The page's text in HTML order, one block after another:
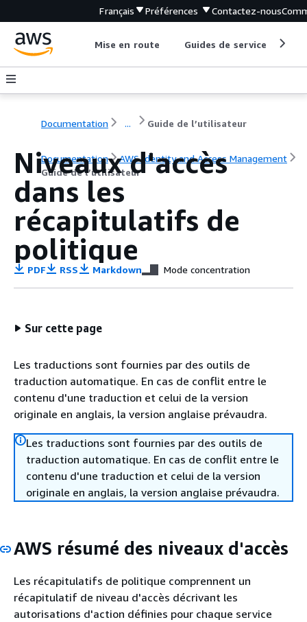
Français Préférences Contactez-nous
Mise en route Guides de service
Documentation ... Guide de l’utilisateur
Documentation
AWS Identity and Access Management
Guide de l’utilisateur
Niveaux d'accès
dans les
récapitulatifs de
politique
PDF RSS Markdown Mode concentration
Sur cette page
Les traductions sont fournies par des outils de
traduction automatique. En cas de conflit entre le
contenu d'une traduction et celui de la version
originale en anglais, la version anglaise prévaudra.
Les traductions sont fournies par des outils de
traduction automatique. En cas de conflit entre le
contenu d'une traduction et celui de la version
originale en anglais, la version anglaise prévaudra.
AWS résumé des niveaux d'accès
Les récapitulatifs de politique comprennent un
récapitulatif de niveau d'accès décrivant les
autorisations d'action définies pour chaque service